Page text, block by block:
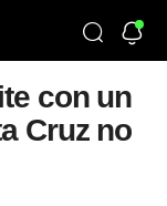
con un
Cruz no